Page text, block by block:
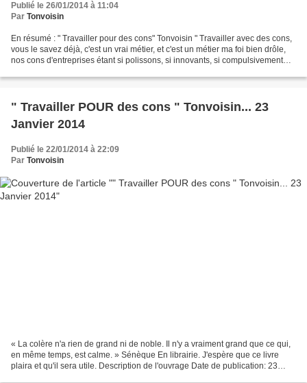
Publié le 26/01/2014 à 11:04
Par Tonvoisin
En résumé : " Travailler pour des cons" Tonvoisin " Travailler avec des cons,
vous le savez déjà, c'est un vrai métier, et c'est un métier ma foi bien drôle,
nos cons d'entreprises étant si polissons, si innovants, si compulsivement
" Travailler POUR des cons " Tonvoisin... 23
Janvier 2014
Publié le 22/01/2014 à 22:09
Par Tonvoisin
« La colère n'a rien de grand ni de noble. Il n'y a vraiment grand que ce qui,
en même temps, est calme. » Sénèque En librairie. J'espère que ce livre
plaira et qu'il sera utile. Description de l'ouvrage Date de publication: 23